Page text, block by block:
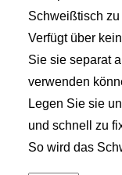
Schweißtisch zu
Verfügt über
Sie sie separat
verwenden
Legen Sie sie
und schnell zu
So wird das